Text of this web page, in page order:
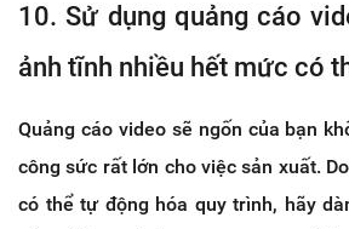
10. Sử dụng quảng cáo
ảnh tĩnh nhiều hết mức có
Quảng cáo video sẽ ngốn của bạn
công sức rất lớn cho việc sản xuất.
có thể tự động hóa quy trình, hãy